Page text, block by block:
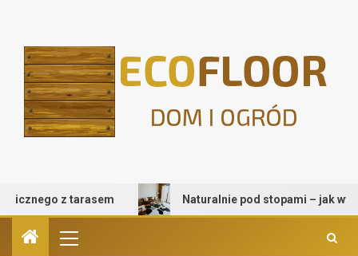
z tarasem Naturalnie pod stopami – jak wybrać